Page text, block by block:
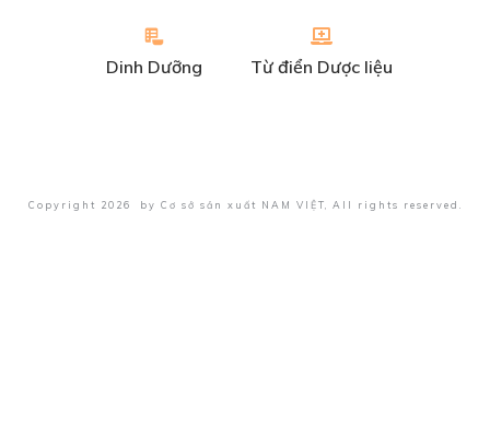
Dinh Dưỡng Từ điển Dược liệu
Copyright 2026 by Cơ sở sản xuất NAM VIỆT , All rights reserved.